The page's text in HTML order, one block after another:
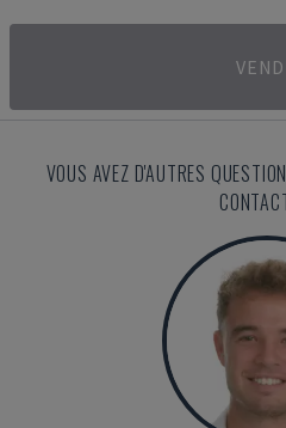
VOUS AVEZ D'AUTRES